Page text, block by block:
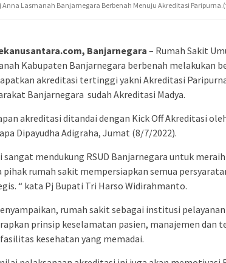
Anna Lasmanah Banjarnegara Berbenah Menuju Akreditasi
Banjarnegara – Rumah Sakit
Kabupaten Banjarnegara berbenah melakukan
akreditasi tertinggi yakni Akreditasi
Banjarnegara sudah Akreditasi Madya.
akreditasi ditandai dengan Kick Off Akreditasi
Dipayudha Adigraha, Jumat (8/7/2022).
sangat mendukung RSUD Banjarnegara untuk
pihak rumah sakit mempersiapkan semua
“ kata Pj Bupati Tri Harso Widirahmanto.
rumah sakit sebagai institusi
prinsip keselamatan pasien, manajemen dan
kesehatan yang memadai.